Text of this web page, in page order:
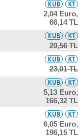
2,04 Euro,
66,14 TL
20,56 TL
23,01 TL
5,13 Euro,
166,32 TL
6,05 Euro,
196,15 TL